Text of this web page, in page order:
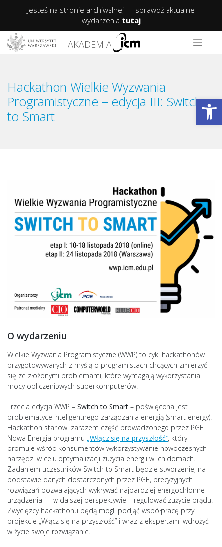
Jesteś na stronie archiwalnej — sprawdź aktualne
wydarzenia tutaj
Skip
content
AKADEMIA
Hackathon Wielkie Wyzwania
Programistyczne – edycja III: Switch
to Smart
O wydarzeniu
Wielkie Wyzwania Programistyczne (WWP) to cykl hackathonów
przygotowywanych z myślą o programistach chcących zmierzyć
się ze złożonymi problemami, które wymagają wykorzystania
mocy obliczeniowych superkomputerów.
Trzecia edycja WWP – Switch to Smart – poświęcona jest
problematyce inteligentnego zarządzania energią (smart energy).
Hackathon stanowi zarazem część prowadzonego przez PGE
Nowa Energia programu „Włącz się na przyszłość”, który
promuje wśród konsumentów wykorzystywanie nowoczesnych
narzędzi w celu optymalizacji zużycia energii w ich domach.
Zadaniem uczestników Switch to Smart będzie stworzenie, na
podstawie danych dostarczonych przez PGE, precyzyjnych
rozwiązań pozwalających wykrywać najbardziej energochłonne
urządzenia i – w dalszej perspektywie – regulować zużycie prądu.
Zwycięzcy hackathonu będą mogli podjąć współpracę przy
projekcie „Włącz się na przyszłość” i wraz z ekspertami wdrożyć
w życie swoje rozwiązanie.